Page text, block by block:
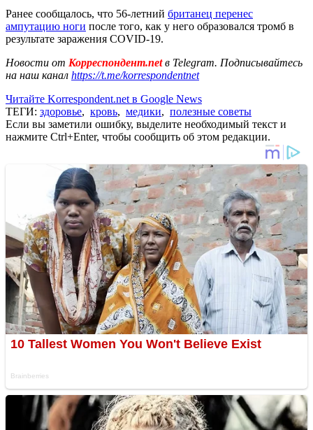
Ранее сообщалось, что 56-летний британец перенес
ампутацию ноги после того, как у него образовался тромб в
результате заражения COVID-19.
Новости от Корреспондент.netв Telegram. Подписывайтесь
на наш канал https://t.me/korrespondentnet
Читайте Korrespondent.net в Google News
ТЕГИ: здоровье, кровь, медики, полезные советы
Если вы заметили ошибку, выделите необходимый текст и
нажмите Ctrl+Enter, чтобы сообщить об этом редакции.